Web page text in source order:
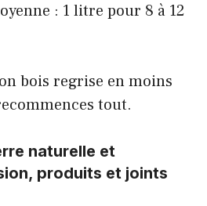
: 1 litre pour 8 à 12
bois regrise en moins
tout.
naturelle et
produits et joints